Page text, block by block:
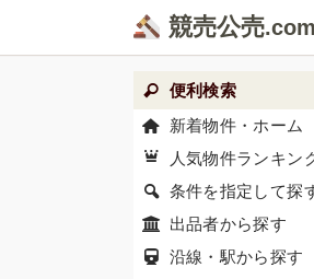
競売公売
便利検索
新着物件・ホーム
人気物件ランキン
条件を指定して探
出品者から探す
沿線・駅から探す